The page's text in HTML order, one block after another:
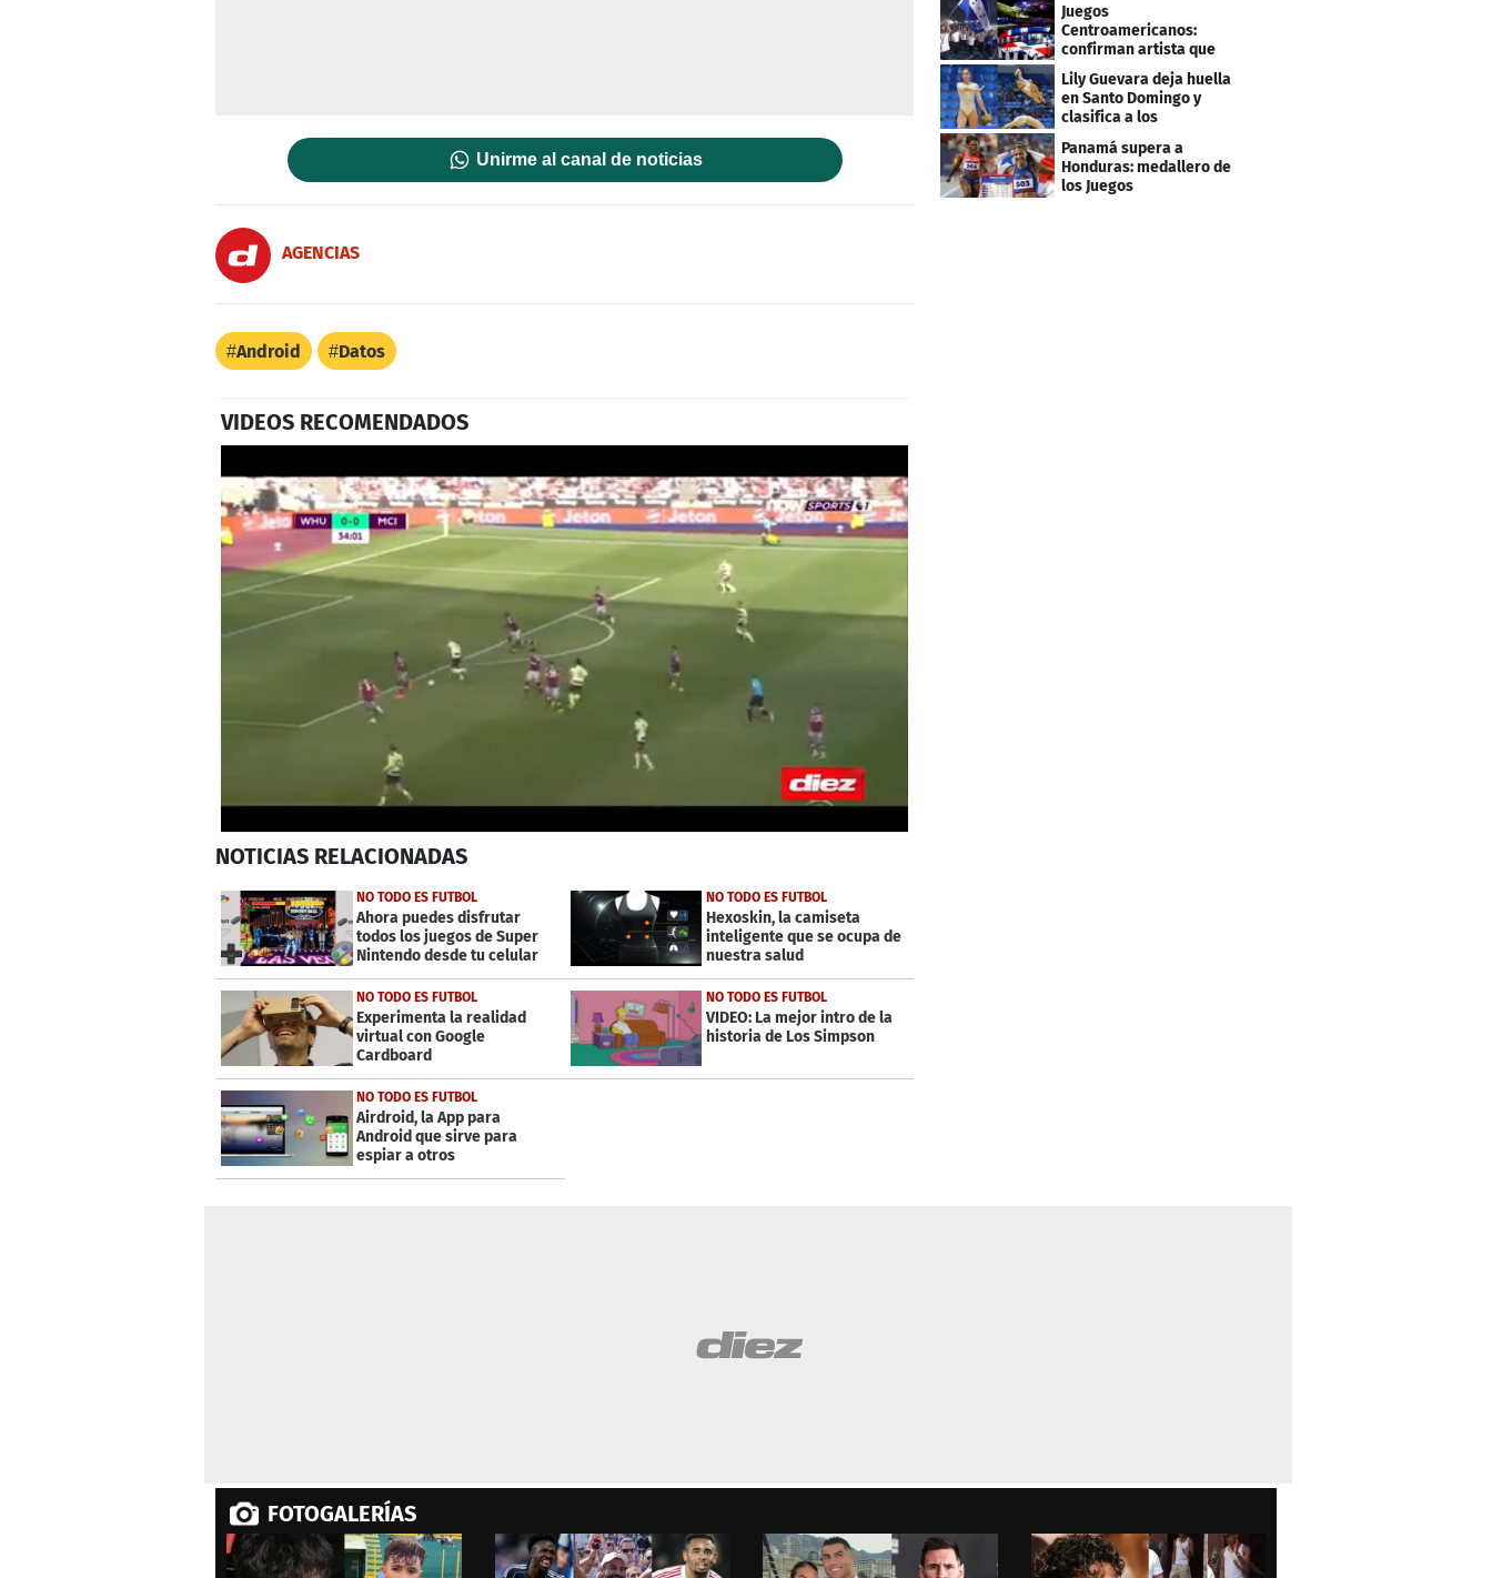
Unirme al canal de noticias
AGENCIAS
Android Datos
VIDEOS RECOMENDADOS
seconds
46
secondsVolume
0%
NOTICIAS RELACIONADAS
NO TODO ES FUTBOL
Ahora puedes disfrutar
todos los juegos de Super
Nintendo desde tu celular
NO TODO ES FUTBOL
Hexoskin, la camiseta
inteligente que se ocupa de
nuestra salud
NO TODO ES FUTBOL
Experimenta la realidad
virtual con Google
Cardboard
NO TODO ES FUTBOL
VIDEO: La mejor intro de la
historia de Los Simpson
NO TODO ES FUTBOL
Airdroid, la App para
Android que sirve para
espiar a otros
Juegos
Centroamericanos:
confirman artista que
cantará en la ceremonia
de clausura
Lily Guevara deja huella
en Santo Domingo y
clasifica a los
Panamericanos de Lima
2027
Panamá supera a
Honduras: medallero de
los Juegos
FOTOGALERÍAS